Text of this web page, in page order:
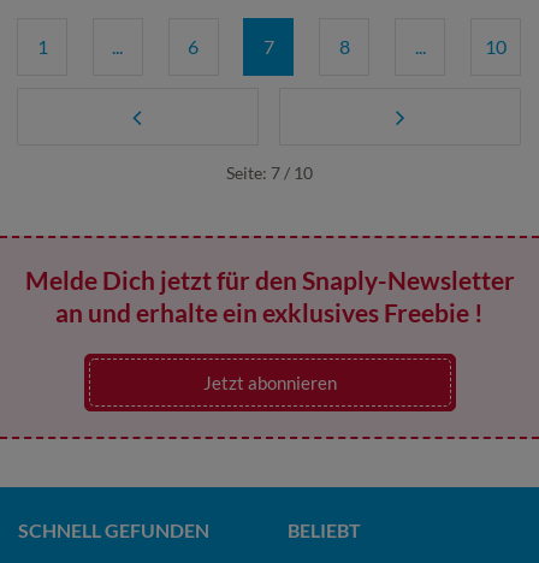
1 ... 6 7 8 ... 10
Seite: 7 / 10
Melde Dich jetzt für den Snaply-Newsletter
an und erhalte ein exklusives Freebie !
Jetzt abonnieren
SCHNELL GEFUNDEN BELIEBT